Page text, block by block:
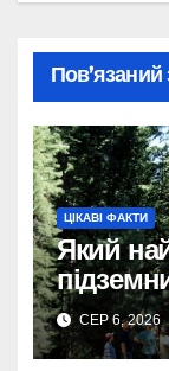
Пов’язаний
ЦІКАВІ ФАКТИ
Який
СЕР 6, 2026